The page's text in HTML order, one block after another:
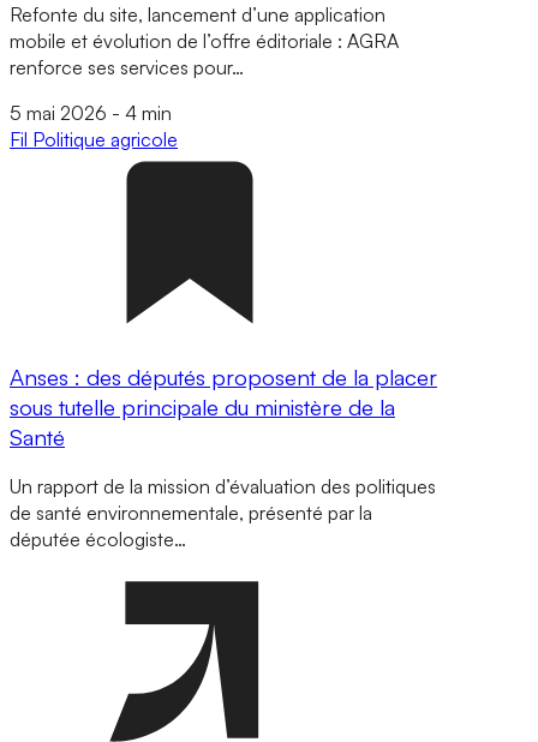
Refonte du site, lancement d’une application
mobile et évolution de l’offre éditoriale : AGRA
renforce ses services pour…
5 mai 2026 - 4 min
Fil Politique agricole
Anses : des députés proposent de la placer
sous tutelle principale du ministère de la
Santé
Un rapport de la mission d’évaluation des politiques
de santé environnementale, présenté par la
députée écologiste…